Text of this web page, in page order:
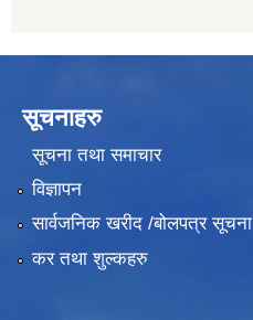
सूचनाहरु
सूचना तथा समाचार
विज्ञापन
सार्वजनिक खरीद /बोलपत्र सूचना
कर तथा शुल्कहरु